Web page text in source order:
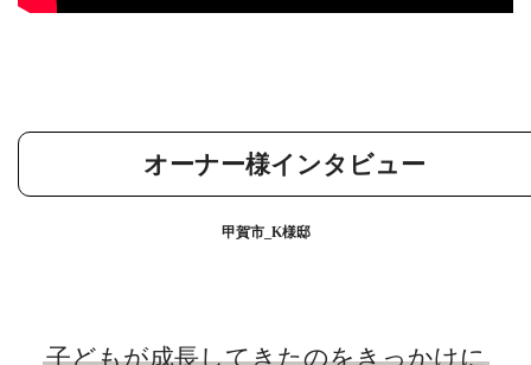
オーナー様インタビュー
甲賀市_K様邸
子どもが成長してきたのをきっかけに